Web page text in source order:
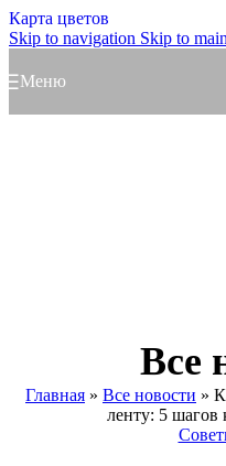
Карта цветов
Skip to navigation Skip to
Меню
Все
Главная » Все новости »
ленту: 5